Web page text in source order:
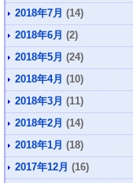
2018年7月 (14)
2018年6月 (2)
2018年5月 (24)
2018年4月 (10)
2018年3月 (11)
2018年2月 (14)
2018年1月 (18)
2017年12月 (16)